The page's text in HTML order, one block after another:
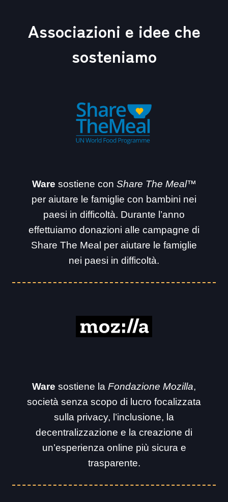
Associazioni e idee che
sosteniamo
Ware sostiene con Share The Meal™
per aiutare le famiglie con bambini nei
paesi in difficoltà. Durante l’anno
effettuiamo donazioni alle campagne di
Share The Meal per aiutare le famiglie
nei paesi in difficoltà.
Ware sostiene la Fondazione Mozilla,
società senza scopo di lucro focalizzata
sulla privacy, l’inclusione, la
decentralizzazione e la creazione di
un’esperienza online più sicura e
trasparente.